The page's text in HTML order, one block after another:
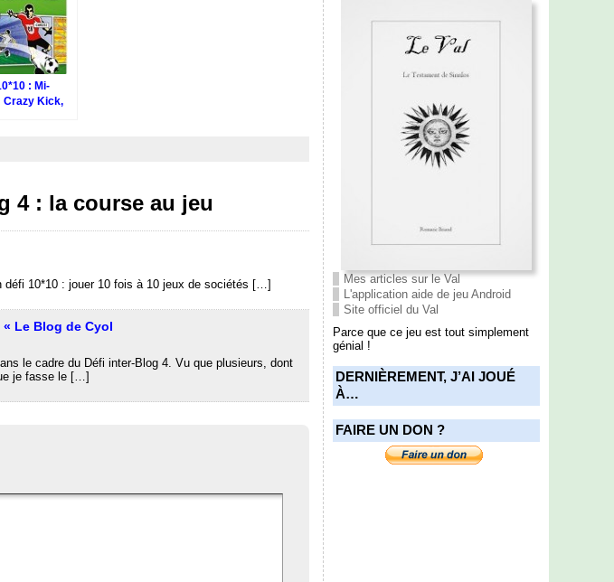
: Mi-
Crazy Kick,
4 : la course au jeu
10*10 : jouer 10 fois à 10 jeux de sociétés […]
« Le Blog de Cyol
le cadre du Défi inter-Blog 4. Vu que plusieurs, dont
je fasse le […]
Mes articles sur le Val
L'application aide de jeu Android
Site officiel du Val
Parce que ce jeu est tout simplement
génial !
DERNIÈREMENT, J’AI JOUÉ
À…
FAIRE UN DON ?